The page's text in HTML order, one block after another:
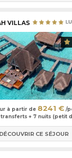
VILLAS
à partir de 8241 € /
transferts + 7 nuits (petit
DÉCOUVRIR CE SÉJOUR